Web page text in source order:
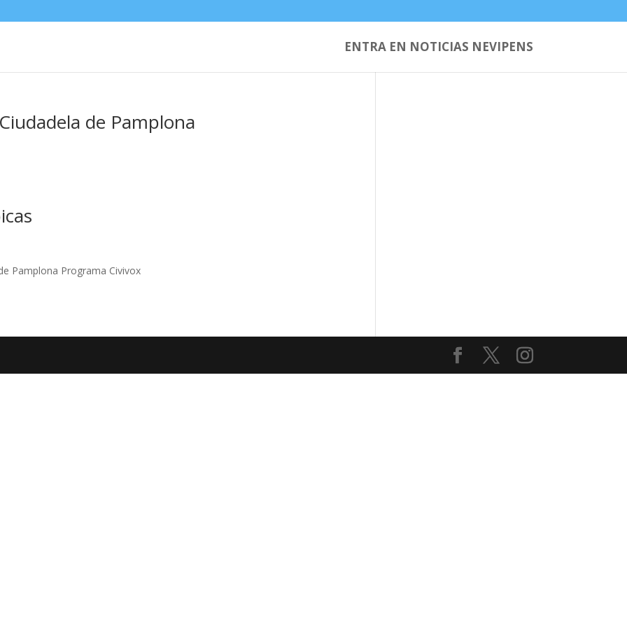
ENTRA EN NOTICIAS NEVIPENS
de Pamplona
Pamplona Programa Civivox